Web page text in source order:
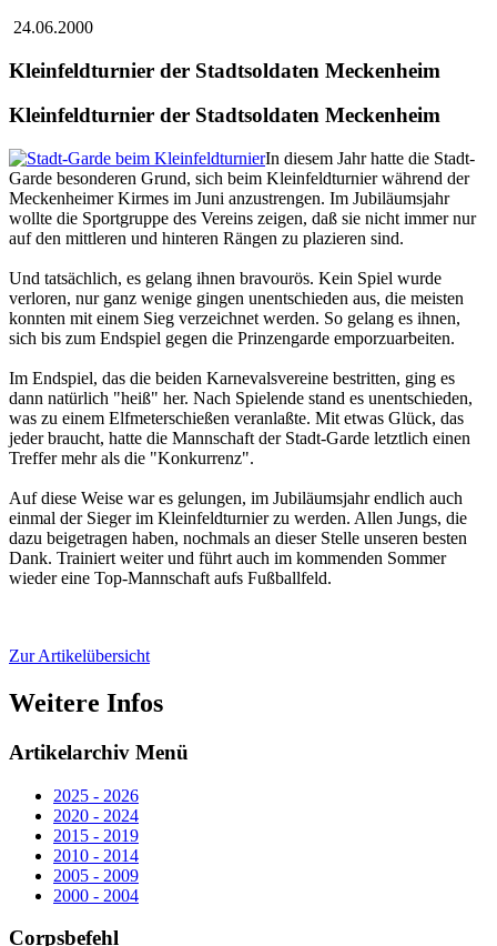
24.06.2000
Kleinfeldturnier der Stadtsoldaten Meckenheim
Kleinfeldturnier der Stadtsoldaten Meckenheim
In diesem Jahr hatte die Stadt-
Garde besonderen Grund, sich beim Kleinfeldturnier während der
Meckenheimer Kirmes im Juni anzustrengen. Im Jubiläumsjahr
wollte die Sportgruppe des Vereins zeigen, daß sie nicht immer nur
auf den mittleren und hinteren Rängen zu plazieren sind.
Und tatsächlich, es gelang ihnen bravourös. Kein Spiel wurde
verloren, nur ganz wenige gingen unentschieden aus, die meisten
konnten mit einem Sieg verzeichnet werden. So gelang es ihnen,
sich bis zum Endspiel gegen die Prinzengarde emporzuarbeiten.
Im Endspiel, das die beiden Karnevalsvereine bestritten, ging es
dann natürlich "heiß" her. Nach Spielende stand es unentschieden,
was zu einem Elfmeterschießen veranlaßte. Mit etwas Glück, das
jeder braucht, hatte die Mannschaft der Stadt-Garde letztlich einen
Treffer mehr als die "Konkurrenz".
Auf diese Weise war es gelungen, im Jubiläumsjahr endlich auch
einmal der Sieger im Kleinfeldturnier zu werden. Allen Jungs, die
dazu beigetragen haben, nochmals an dieser Stelle unseren besten
Dank. Trainiert weiter und führt auch im kommenden Sommer
wieder eine Top-Mannschaft aufs Fußballfeld.
Zur Artikelübersicht
Weitere Infos
Artikelarchiv Menü
2025 - 2026
2020 - 2024
2015 - 2019
2010 - 2014
2005 - 2009
2000 - 2004
Corpsbefehl